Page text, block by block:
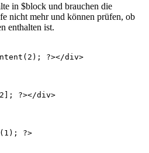
in $block und brauchen die
nicht mehr und können prüfen, ob
enthalten ist.
?></div>
?></div>